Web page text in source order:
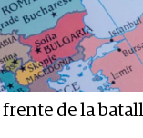
frente de la